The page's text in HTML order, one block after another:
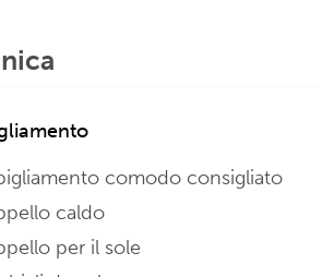
comodo consigliato
caldo
per il sole